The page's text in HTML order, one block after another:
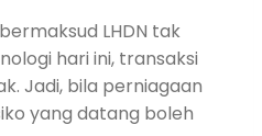
LHDN tak
hari ini, transaksi
Jadi, bila perniagaan
yang datang boleh